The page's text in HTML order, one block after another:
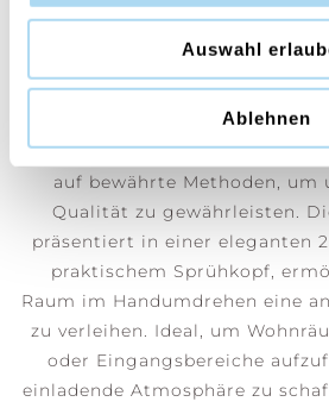
Auswahl
Ablehnen
Bei Cerería Mollá 1899
traditionelles handwerkliches
auf bewährte Methoden, um
Qualität zu gewährleisten.
präsentiert in einer eleganten
praktischem Sprühkopf,
Raum im Handumdrehen eine
zu verleihen. Ideal, um
oder Eingangsbereiche
einladende Atmosphäre zu